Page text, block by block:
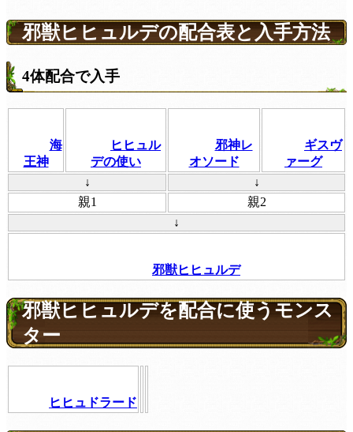
邪獣ヒヒュルデの配合表と入手方法
4体配合で入手
海
王神
ヒヒュル
デの使い
邪神レ
オソード
ギスヴ
ァーグ
↓
↓
親1
親2
↓
邪獣ヒヒュルデ
邪獣ヒヒュルデを配合に使うモンス
ター
ヒヒュドラード